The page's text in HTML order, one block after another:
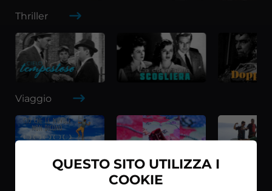
Thriller
Viaggio
QUESTO SITO UTILIZZA I
COOKIE